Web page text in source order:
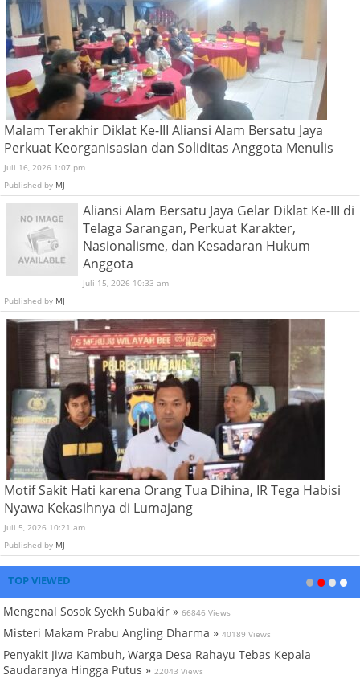
Malam Terakhir Diklat Ke-III Aliansi Alam Bersatu Jaya
Perkuat Keorganisasian dan Soliditas Anggota Menulis
Juli 16, 2026 1:07 pm
Published by MJ
Aliansi Alam Bersatu Jaya Gelar Diklat Ke-III di
Telaga Sarangan, Perkuat Karakter,
Nasionalisme, dan Kesadaran Hukum
Anggota
Juli 15, 2026 10:33 am
Published by MJ
Motif Sakit Hati karena Orang Tua Dihina, IR Tega Habisi
Nyawa Kekasihnya di Lumajang
Juli 5, 2026 10:21 am
Published by MJ
TOP VIEWED
Mengenal Sosok Syekh Subakir » 66846 Views
Misteri Makam Prabu Angling Dharma » 40189 Views
Penyakit Jiwa Kambuh, Warga Desa Rahayu Tebas Kepala
Saudaranya Hingga Putus » 22043 Views